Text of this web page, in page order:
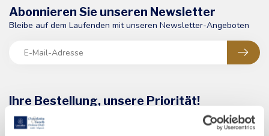
Ihre Bestellung, unsere Priorität!
Wir verpacken Ihre Bestellung sorgfältig und verwenden stabile
Versandkartons. Bei warmen Temperaturen wird die Verpackung
Abonnieren Sie unseren Newsletter
Bleibe auf dem Laufenden mit unseren Newsletter-Angeboten